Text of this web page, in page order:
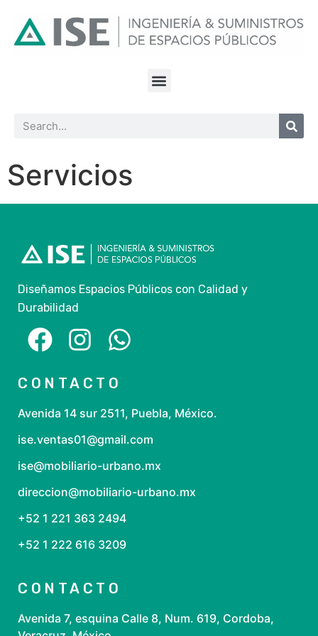
Servicios
Diseñamos Espacios Públicos con Calidad y
Durabilidad
CONTACTO
Avenida 14 sur 2511, Puebla, México.
ise.ventas01@gmail.com
ise@mobiliario-urbano.mx
direccion@mobiliario-urbano.mx
+52 1 221 363 2494
+52 1 222 616 3209
CONTACTO
Avenida 7, esquina Calle 8, Num. 619, Cordoba,